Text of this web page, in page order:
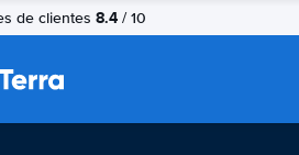
de clientes 8.4 / 10